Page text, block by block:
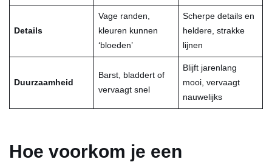
Details
Vage randen,
kleuren kunnen
‘bloeden’
Scherpe details en
heldere, strakke
lijnen
Duurzaamheid
Barst, bladdert of
vervaagt snel
Blijft jarenlang
mooi, vervaagt
nauwelijks
Hoe voorkom je een